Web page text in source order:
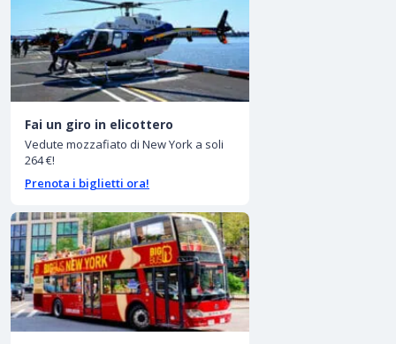
Fai un giro in elicottero
Vedute mozzafiato di New York a soli
264 €!
Prenota i biglietti ora!